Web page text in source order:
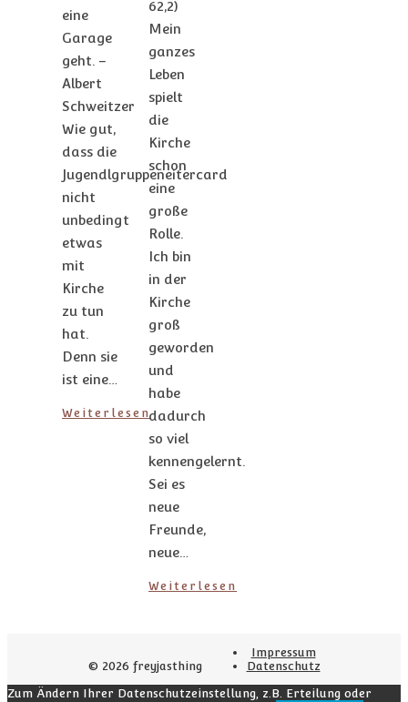
eine
Garage
geht. –
Albert
Schweitzer
Wie gut,
dass die
Jugendlgruppeneitercard
nicht
unbedingt
etwas
mit
Kirche
zu tun
hat.
Denn sie
ist eine…
Weiterlesen
62,2)
Mein
ganzes
Leben
spielt
die
Kirche
schon
eine
große
Rolle.
Ich bin
in der
Kirche
groß
geworden
und
habe
dadurch
so viel
kennengelernt.
Sei es
neue
Freunde,
neue…
Weiterlesen
© 2026 freyjasthing
Impressum
Datenschutz
Zum Ändern Ihrer Datenschutzeinstellung, z.B. Erteilung oder